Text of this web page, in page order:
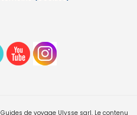
de voyage Ulysse sarl. Le contenu